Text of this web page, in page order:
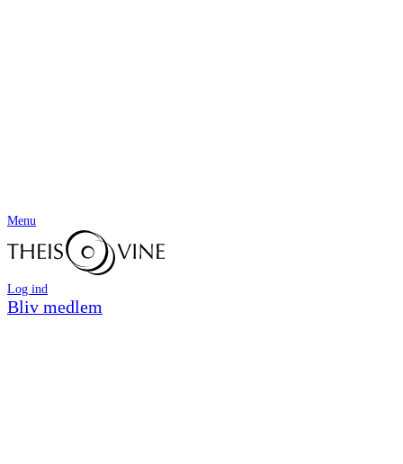
Menu
Log ind
Bliv medlem